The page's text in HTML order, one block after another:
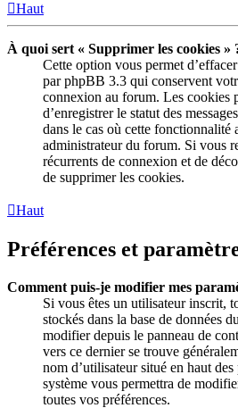
Haut
À quoi sert « Supprimer les cookies »
Cette option vous permet
par phpBB 3.3 qui conservent
connexion au forum. Les cookies
d’enregistrer le statut des
dans le cas où cette fonctionnalité
administrateur du forum. Si vous
récurrents de connexion et de
de supprimer les cookies.
Haut
Préférences et
Comment puis-je modifier mes
Si vous êtes un utilisateur inscrit,
stockés dans la base de données
modifier depuis le panneau de
vers ce dernier se trouve
nom d’utilisateur situé en haut
système vous permettra de
toutes vos préférences.